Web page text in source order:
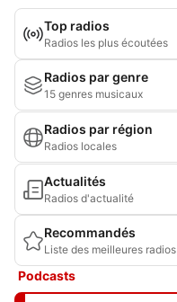
Top radios
Radios les plus écoutées
Radios par genre
15 genres musicaux
Radios par région
Radios locales
Actualités
Radios d'actualité
Recommandés
Liste des meilleures radios
Podcasts